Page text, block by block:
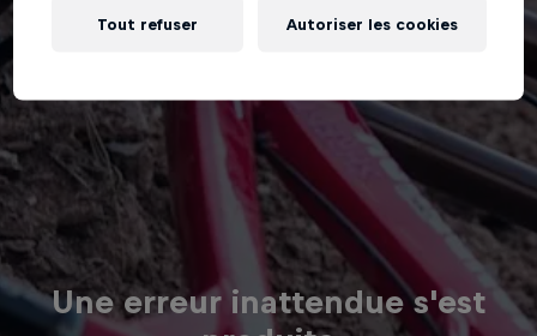
Une erreur inattendue s'est
Tout refuser Autoriser les cookies